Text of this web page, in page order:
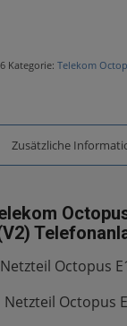
Kategorie: Telekom
Zusätzliche
Octopus
Netzteil Octopus